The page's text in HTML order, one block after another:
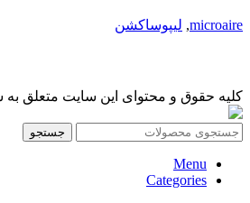
microaire
, لیپوساکشن
کلیه حقوق و محتوای این سایت متعلق به
جستجو
Menu
Categories